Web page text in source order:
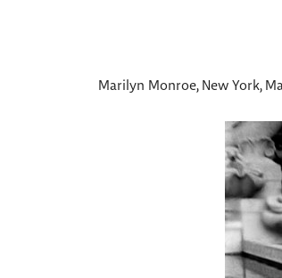
Marilyn Monroe, New York,